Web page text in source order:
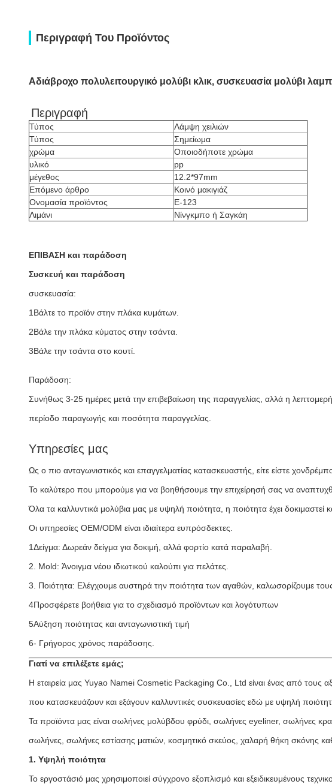
Περιγραφή Του Προϊόντος
Αδιάβροχο πολυλειτουργικό μολύβι κλικ, συσκευασία μολύβι
Περιγραφή
Τύπος
Λάμψη χειλιών
Τύπος
Σημείωμα
χρώμα
Οποιοδήποτε χρώμα
υλικό
pp
μέγεθος
12.2*97mm
Επόμενο άρθρο
Κοινό μακιγιάζ
Ονομασία προϊόντος
Ε-123
Λιμάνι
Νίνγκμπο ή Σαγκάη
ΕΠΙΒΑΣΗ και παράδοση
Συσκευή και παράδοση
συσκευασία:
1Βάλτε το προϊόν στην πλάκα κυμάτων.
2Βάλε την πλάκα κύματος στην τσάντα.
3Βάλε την τσάντα στο κουτί.
Παράδοση:
Συνήθως 3-25 ημέρες μετά την επιβεβαίωση της παραγγελίας, αλλά η
περίοδο παραγωγής και ποσότητα παραγγελίας.
Υπηρεσίες μας
Ως ο πιο ανταγωνιστικός και επαγγελματίας κατασκευαστής, είτε είστε
Το καλύτερο που μπορούμε για να βοηθήσουμε την επιχείρησή σας να
Όλα τα καλλυντικά μολύβια μας με υψηλή ποιότητα, η ποιότητα έχει δοκιμαστεί
Οι υπηρεσίες OEM/ODM είναι ιδιαίτερα ευπρόσδεκτες.
1Δείγμα: Δωρεάν δείγμα για δοκιμή, αλλά φορτίο κατά παραλαβή.
2. Mold: Άνοιγμα νέου ιδιωτικού καλούπι για πελάτες.
3. Ποιότητα: Ελέγχουμε αυστηρά την ποιότητα των αγαθών, καλωσορίζουμε
4Προσφέρετε βοήθεια για το σχεδιασμό προϊόντων και λογότυπων
5Αύξηση ποιότητας και ανταγωνιστική τιμή
6- Γρήγορος χρόνος παράδοσης.
Γιατί να επιλέξετε εμάς;
Η εταιρεία μας Yuyao Namei Cosmetic Packaging Co., Ltd είναι ένας από τους
που κατασκευάζουν και εξάγουν καλλυντικές συσκευασίες εδώ με υψηλή
Τα προϊόντα μας είναι σωλήνες μολύβδου φρύδι, σωλήνες eyeliner, σωλήνες
σωλήνες, σωλήνες εστίασης ματιών, κοσμητικό σκεύος, χαλαρή θήκη σκόνης
1. Υψηλή ποιότητα
Το εργοστάσιό μας χρησιμοποιεί σύγχρονο εξοπλισμό και εξειδικευμένους